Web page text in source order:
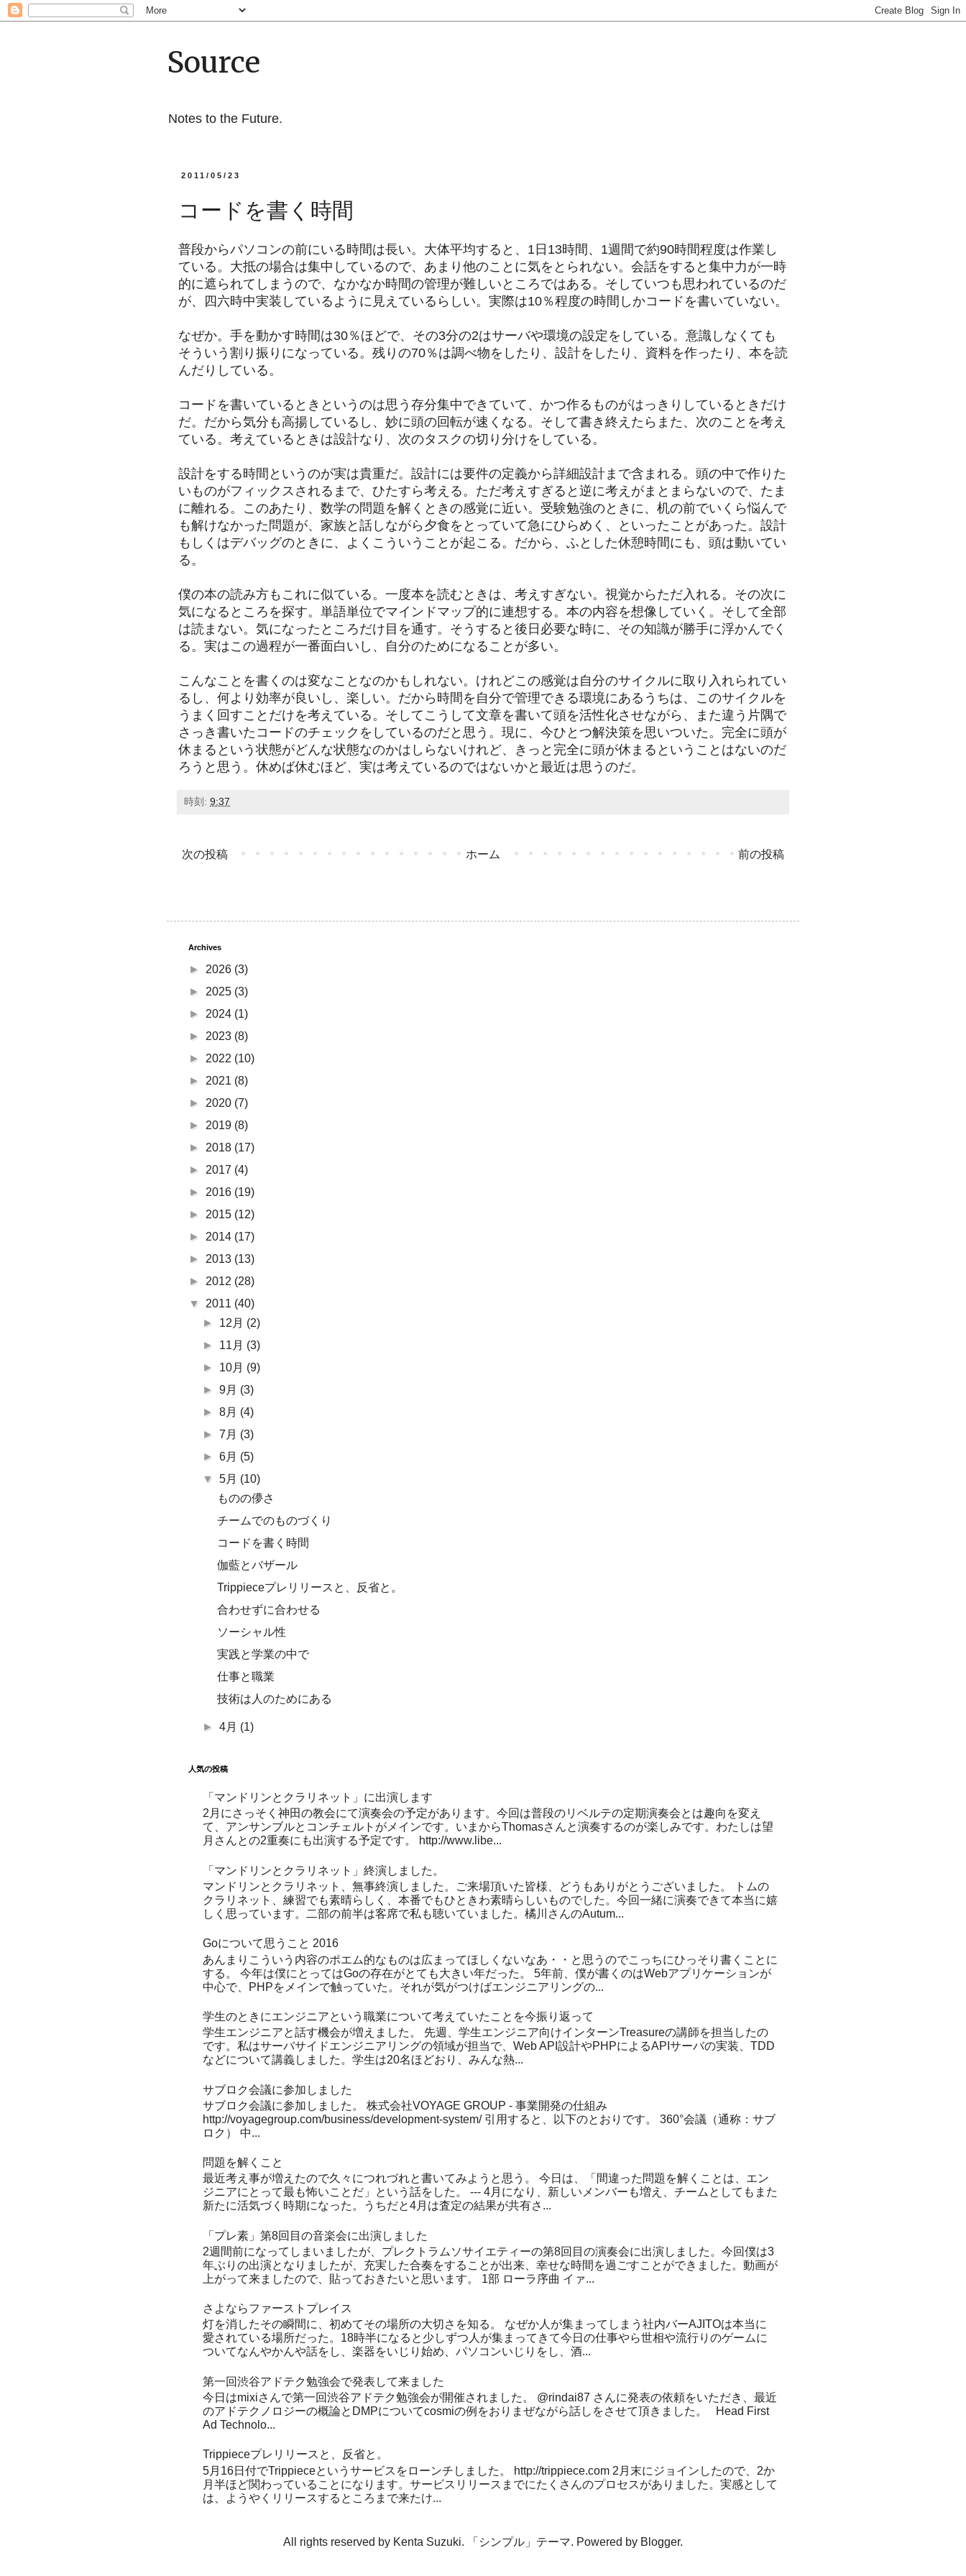
Source
Notes to the Future.
2011/05/23
コードを書く時間
普段からパソコンの前にいる時間は長い。大体平均すると、1日13時間、1週間で約90時間程度は作業し
ている。大抵の場合は集中しているので、あまり他のことに気をとられない。会話をすると集中力が一時
的に遮られてしまうので、なかなか時間の管理が難しいところではある。そしていつも思われているのだ
が、四六時中実装しているように見えているらしい。実際は10％程度の時間しかコードを書いていない。
なぜか。手を動かす時間は30％ほどで、その3分の2はサーバや環境の設定をしている。意識しなくても
そういう割り振りになっている。残りの70％は調べ物をしたり、設計をしたり、資料を作ったり、本を読
んだりしている。
コードを書いているときというのは思う存分集中できていて、かつ作るものがはっきりしているときだけ
だ。だから気分も高揚しているし、妙に頭の回転が速くなる。そして書き終えたらまた、次のことを考え
ている。考えているときは設計なり、次のタスクの切り分けをしている。
設計をする時間というのが実は貴重だ。設計には要件の定義から詳細設計まで含まれる。頭の中で作りた
いものがフィックスされるまで、ひたすら考える。ただ考えすぎると逆に考えがまとまらないので、たま
に離れる。このあたり、数学の問題を解くときの感覚に近い。受験勉強のときに、机の前でいくら悩んで
も解けなかった問題が、家族と話しながら夕食をとっていて急にひらめく、といったことがあった。設計
もしくはデバッグのときに、よくこういうことが起こる。だから、ふとした休憩時間にも、頭は動いてい
る。
僕の本の読み方もこれに似ている。一度本を読むときは、考えすぎない。視覚からただ入れる。その次に
気になるところを探す。単語単位でマインドマップ的に連想する。本の内容を想像していく。そして全部
は読まない。気になったところだけ目を通す。そうすると後日必要な時に、その知識が勝手に浮かんでく
る。実はこの過程が一番面白いし、自分のためになることが多い。
こんなことを書くのは変なことなのかもしれない。けれどこの感覚は自分のサイクルに取り入れられてい
るし、何より効率が良いし、楽しい。だから時間を自分で管理できる環境にあるうちは、このサイクルを
うまく回すことだけを考えている。そしてこうして文章を書いて頭を活性化させながら、また違う片隅で
さっき書いたコードのチェックをしているのだと思う。現に、今ひとつ解決策を思いついた。完全に頭が
休まるという状態がどんな状態なのかはしらないけれど、きっと完全に頭が休まるということはないのだ
ろうと思う。休めば休むほど、実は考えているのではないかと最近は思うのだ。
時刻: 9:37
次の投稿 前の投稿
ホーム
Archives
► 2026 (3)
► 2025 (3)
► 2024 (1)
► 2023 (8)
► 2022 (10)
► 2021 (8)
► 2020 (7)
► 2019 (8)
► 2018 (17)
► 2017 (4)
► 2016 (19)
► 2015 (12)
► 2014 (17)
► 2013 (13)
► 2012 (28)
▼ 2011 (40)
► 12月 (2)
► 11月 (3)
► 10月 (9)
►9月 (3)
►8月 (4)
►7月 (3)
►6月 (5)
▼5月 (10)
ものの儚さ
チームでのものづくり
コードを書く時間
伽藍とバザール
Trippieceプレリリースと、反省と。
合わせずに合わせる
ソーシャル性
実践と学業の中で
仕事と職業
技術は人のためにある
►4月 (1)
人気の投稿
「マンドリンとクラリネット」に出演します
2月にさっそく神田の教会にて演奏会の予定があります。今回は普段のリベルテの定期演奏会とは趣向を変え
て、アンサンブルとコンチェルトがメインです。いまからThomasさんと演奏するのが楽しみです。わたしは望
月さんとの2重奏にも出演する予定です。 http://www.libe...
「マンドリンとクラリネット」終演しました。
マンドリンとクラリネット、無事終演しました。ご来場頂いた皆様、どうもありがとうございました。 トムの
クラリネット、練習でも素晴らしく、本番でもひときわ素晴らしいものでした。今回一緒に演奏できて本当に嬉
しく思っています。二部の前半は客席で私も聴いていました。橘川さんのAutum...
Goについて思うこと 2016
あんまりこういう内容のポエム的なものは広まってほしくないなあ・・と思うのでこっちにひっそり書くことに
する。 今年は僕にとってはGoの存在がとても大きい年だった。 5年前、僕が書くのはWebアプリケーションが
中心で、PHPをメインで触っていた。それが気がつけばエンジニアリングの...
学生のときにエンジニアという職業について考えていたことを今振り返って
学生エンジニアと話す機会が増えました。 先週、学生エンジニア向けインターンTreasureの講師を担当したの
です。私はサーバサイドエンジニアリングの領域が担当で、Web API設計やPHPによるAPIサーバの実装、TDD
などについて講義しました。学生は20名ほどおり、みんな熱...
サブロク会議に参加しました
サブロク会議に参加しました。 株式会社VOYAGE GROUP - 事業開発の仕組み
http://voyagegroup.com/business/development-system/ 引用すると、以下のとおりです。 360°会議（通称：サブ
ロク） 中...
問題を解くこと
最近考え事が増えたので久々につれづれと書いてみようと思う。 今日は、「間違った問題を解くことは、エン
ジニアにとって最も怖いことだ」という話をした。 --- 4月になり、新しいメンバーも増え、チームとしてもまた
新たに活気づく時期になった。うちだと4月は査定の結果が共有さ...
「プレ素」第8回目の音楽会に出演しました
2週間前になってしまいましたが、プレクトラムソサイエティーの第8回目の演奏会に出演しました。今回僕は3
年ぶりの出演となりましたが、充実した合奏をすることが出来、幸せな時間を過ごすことができました。動画が
上がって来ましたので、貼っておきたいと思います。 1部 ローラ序曲 イァ...
さよならファーストプレイス
灯を消したその瞬間に、初めてその場所の大切さを知る。 なぜか人が集まってしまう社内バーAJITOは本当に
愛されている場所だった。18時半になると少しずつ人が集まってきて今日の仕事やら世相や流行りのゲームに
ついてなんやかんや話をし、楽器をいじり始め、パソコンいじりをし、酒...
第一回渋谷アドテク勉強会で発表して来ました
今日はmixiさんで第一回渋谷アドテク勉強会が開催されました。 @rindai87 さんに発表の依頼をいただき、最近
のアドテクノロジーの概論とDMPについてcosmiの例をおりまぜながら話しをさせて頂きました。 Head First
Ad Technolo...
Trippieceプレリリースと、反省と。
5月16日付でTrippieceというサービスをローンチしました。 http://trippiece.com 2月末にジョインしたので、2か
月半ほど関わっていることになります。サービスリリースまでにたくさんのプロセスがありました。実感として
は、ようやくリリースするところまで来たけ...
All rights reserved by Kenta Suzuki. 「シンプル」テーマ. Powered by Blogger.